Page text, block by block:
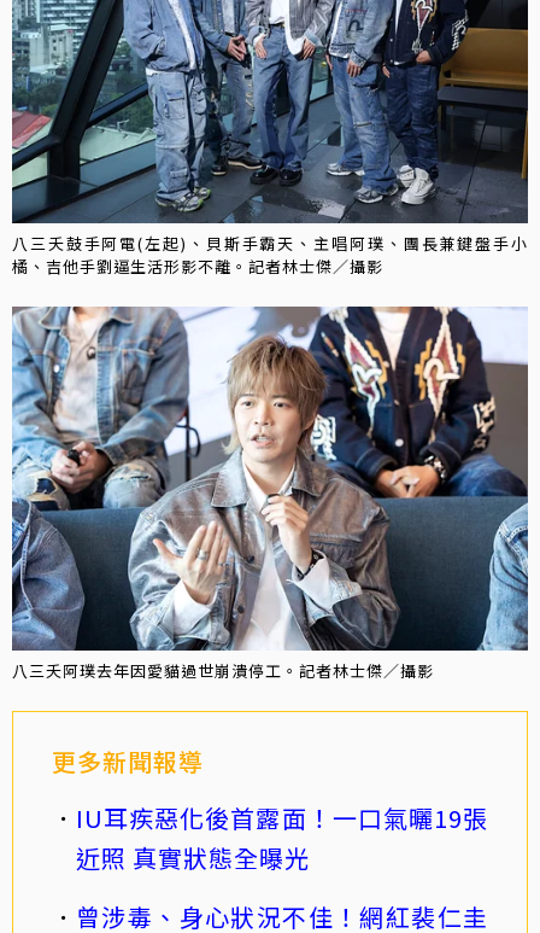
八三夭鼓手阿電(左起)、貝斯手霸天、主唱阿璞、團長兼鍵盤手小
橘、吉他手劉逼生活形影不離。記者林士傑／攝影
八三夭阿璞去年因愛貓過世崩潰停工。記者林士傑／攝影
更多新聞報導
IU耳疾惡化後首露面！一口氣曬19張
近照 真實狀態全曝光
曾涉毒、身心狀況不佳！網紅裴仁圭